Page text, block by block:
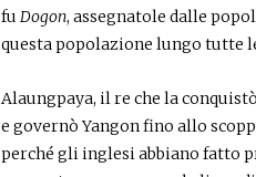
fu Dogon, assegnatole dalle
questa popolazione lungo tutte
Alaungpaya, il re che la
e governò Yangon fino allo
perché gli inglesi abbiano fatto